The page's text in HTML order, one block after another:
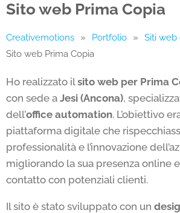
Sito web Prima Copia
Creativemotions » Portfolio » Siti
Sito web Prima Copia
Ho realizzato ilsito web per Prima
con sede a Jesi (Ancona),
dell’office automation. L’obiettivo
piattaforma digitale che
professionalità e l’innovazione
migliorando la sua presenza online
contatto con potenziali clienti.
Il sito è stato sviluppato con un